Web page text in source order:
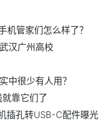
机管家们怎么样了？
汉广州高校
中很少有人用？
靠它们了
插孔转USB-C配件曝光